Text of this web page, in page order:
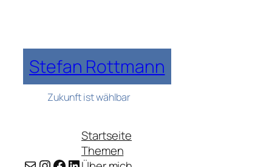
Stefan Rottmann
Zukunft ist wählbar
Startseite
Themen